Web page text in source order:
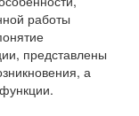
работы
представлены
а